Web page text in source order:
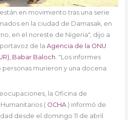
en movimiento tras una serie
en la ciudad de Damasak, en
en el noreste de Nigeria", dijo a
de la Agencia de la ONU
Babar Baloch. "Los informes
murieron y una docena
la Oficina de
( OCHA) informó de
desde el domingo 11 de abril.